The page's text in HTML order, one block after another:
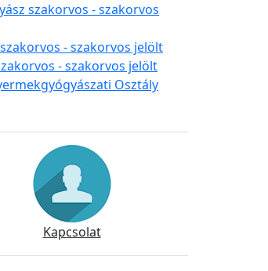
szakorvos - szakorvos
- szakorvos jelölt
- szakorvos jelölt
Osztály
Kapcsolat